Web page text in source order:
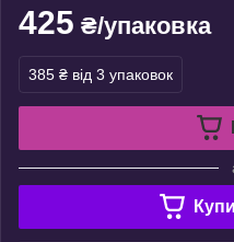
425 ₴/упаковка
385 ₴ від 3 упаковок